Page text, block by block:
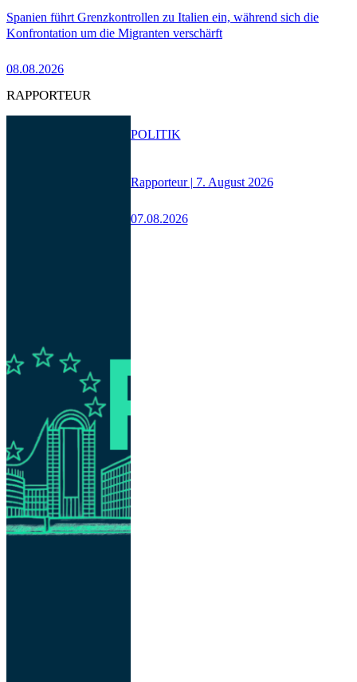
Spanien führt Grenzkontrollen zu Italien ein, während sich die
Konfrontation um die Migranten verschärft
08.08.2026
RAPPORTEUR
Rapporteur | 7. August 2026
07.08.2026
POLITIK